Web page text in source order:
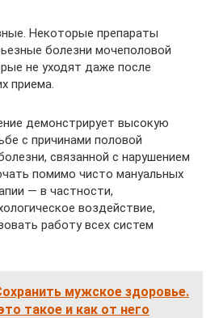
Некоторые препараты
болезни мочеполовой
не уходят даже после
приема.
демонстрирует высокую
с причинами половой
связанной с нарушением
помимо чисто мануальных
— в частности,
воздействие,
работу всех систем
мужское здоровье.
такое и как от него